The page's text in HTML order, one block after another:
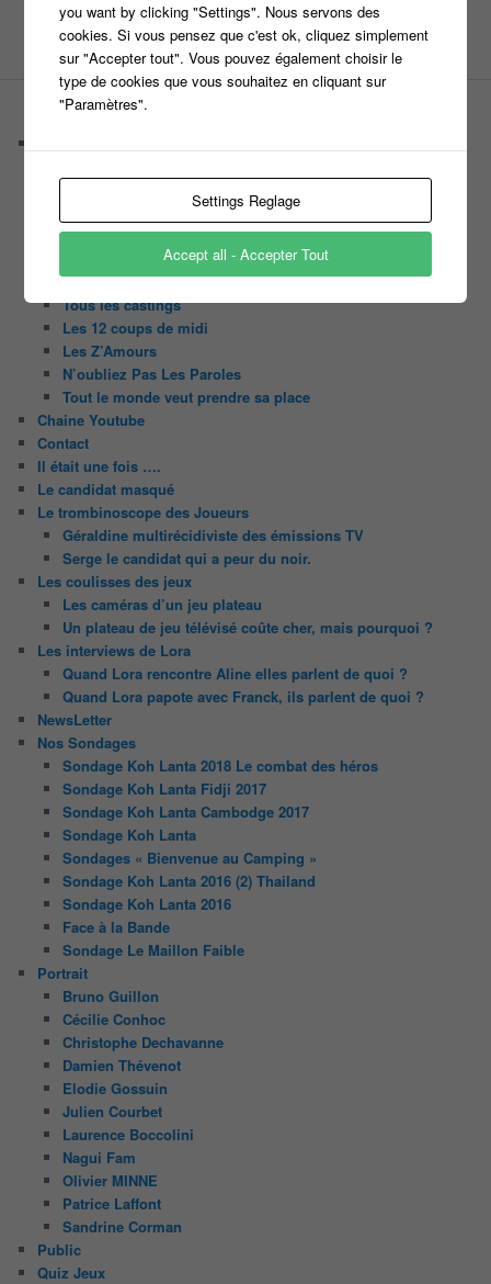
tournage tv W9
Motus
C’est quoi un casting ?
Tous les castings
Les 12 coups de midi
Les Z’Amours
N’oubliez Pas Les Paroles
Tout le monde veut prendre sa place
Chaine Youtube
Contact
Il était une fois ….
Le candidat masqué
Le trombinoscope des Joueurs
Géraldine multirécidiviste des émissions TV
Serge le candidat qui a peur du noir.
Les coulisses des jeux
Les caméras d’un jeu plateau
Un plateau de jeu télévisé coûte cher, mais pourquoi ?
Les interviews de Lora
Quand Lora rencontre Aline elles parlent de quoi ?
Quand Lora papote avec Franck, ils parlent de quoi ?
NewsLetter
Nos Sondages
Sondage Koh Lanta 2018 Le combat des héros
Sondage Koh Lanta Fidji 2017
Sondage Koh Lanta Cambodge 2017
Sondage Koh Lanta
Sondages « Bienvenue au Camping »
Sondage Koh Lanta 2016 (2) Thailand
Sondage Koh Lanta 2016
Face à la Bande
Sondage Le Maillon Faible
Portrait
Bruno Guillon
Cécilie Conhoc
Christophe Dechavanne
Damien Thévenot
Elodie Gossuin
Julien Courbet
Laurence Boccolini
Nagui Fam
Olivier MINNE
Patrice Laffont
Sandrine Corman
Public
Quiz Jeux
you want by clicking "Settings". Nous servons des
cookies. Si vous pensez que c'est ok, cliquez simplement
sur "Accepter tout". Vous pouvez également choisir le
type de cookies que vous souhaitez en cliquant sur
"Paramètres".
Settings Reglage
Accept all - Accepter Tout